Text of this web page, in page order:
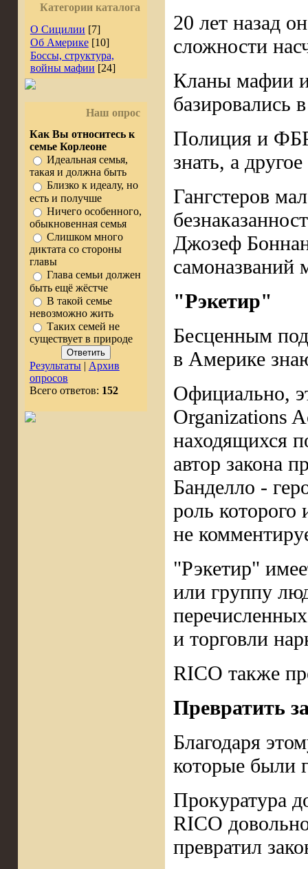
Категории каталога
О Сицилии [7]
Об Америке [10]
Боссы, структура,
войны мафии [24]
Наш опрос
Как Вы относитесь к
семье Корлеоне
Идеальная семья,
такая и должна быть
Близко к идеалу, но
есть и получше
Ничего особенного,
обыкновенная семья
Слишком много
диктата со стороны
главы
Глава семьи должен
быть ещё жёстче
В такой семье
невозможно жить
Таких семей не
существует в природе
Результаты| Архив
опросов
Всего ответов: 152
20 лет назад
сложности
Кланы мафии
базировались
Полиция и
знать, а
Гангстеров
Джозеф
самоназваний
"Рэкетир"
Бесценным
в Америке
Официально,
Organizations
находящихся
автор закона
Банделло -
роль
не
"Рэкетир"
или группу
и торговли
RICO также
Превратить
Благодаря
которые были
Прокуратура
RICO
превратил